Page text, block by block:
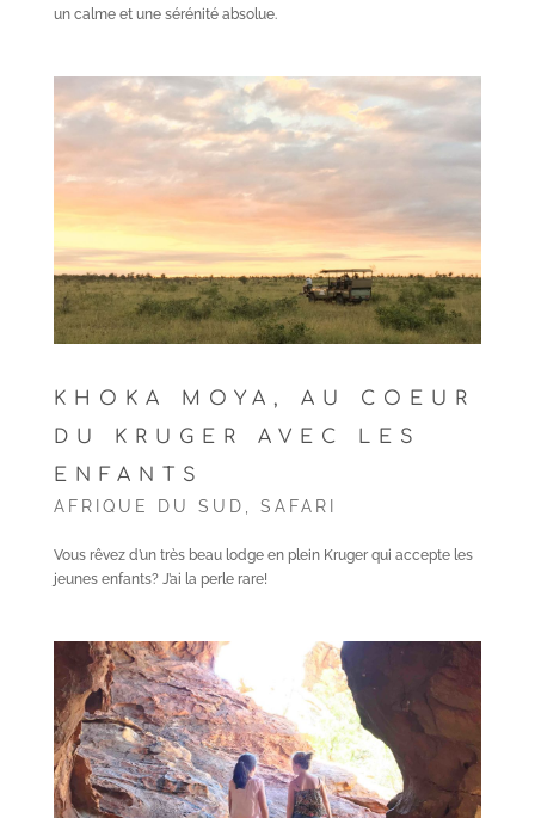
un calme et une sérénité absolue.
KHOKA MOYA, AU COEUR
DU KRUGER AVEC LES
ENFANTS
AFRIQUE DU SUD SAFARI
Vous rêvez d’un très beau lodge en plein Kruger qui accepte les
jeunes enfants? J’ai la perle rare!